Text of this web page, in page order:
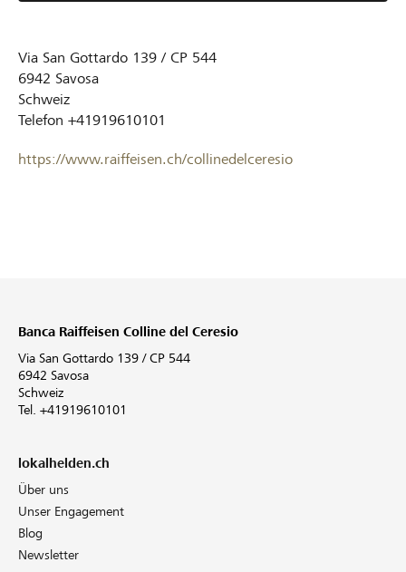
Via San Gottardo 139 / CP 544
6942 Savosa
Schweiz
Telefon +41919610101
https://www.raiffeisen.ch/collinedelceresio
Banca Raiffeisen Colline del Ceresio
Via San Gottardo 139 / CP 544
6942 Savosa
Schweiz
Tel. +41919610101
lokalhelden.ch
Über uns
Unser Engagement
Blog
Newsletter